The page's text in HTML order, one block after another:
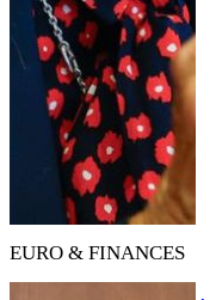
EURO & FINANCES